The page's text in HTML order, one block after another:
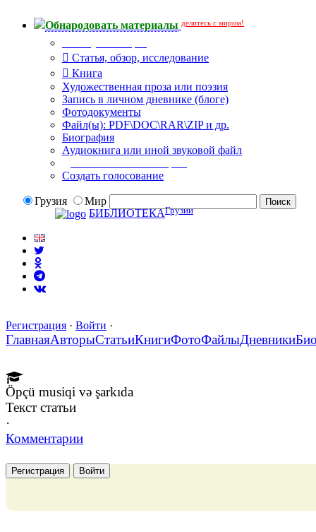
Обнародовать материалы делитесь с миром!
Статья, обзор, исследование
Книга
Художественная проза или поэзия
Запись в личном дневнике (блоге)
Фотодокументы
Файл(ы): PDF\DOC\RAR\ZIP и др.
Биография
Аудиокнига или иной звуковой файл
Создать голосование
Грузия
Мир
БИБЛИОТЕКАГрузии
Регистрация · Войти ·
ГлавнаяАвторыСтатьиКнигиФотоФайлыДневники
Öpçü musiqi və şarkıda
Текст статьи
·
Комментарии
Регистрация Войти